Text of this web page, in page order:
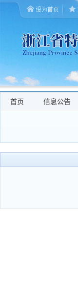
设为首页
首页 信息公告